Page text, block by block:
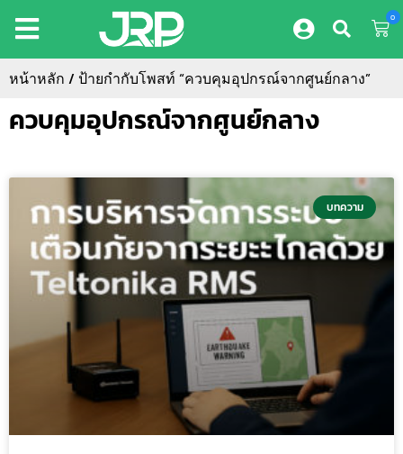
0
หน้าหลัก / ป้ายกำกับโพสท์ “ควบคุมอุปกรณ์จากศูนย์กลาง”
ควบคุมอุปกรณ์จากศูนย์กลาง
บทความ